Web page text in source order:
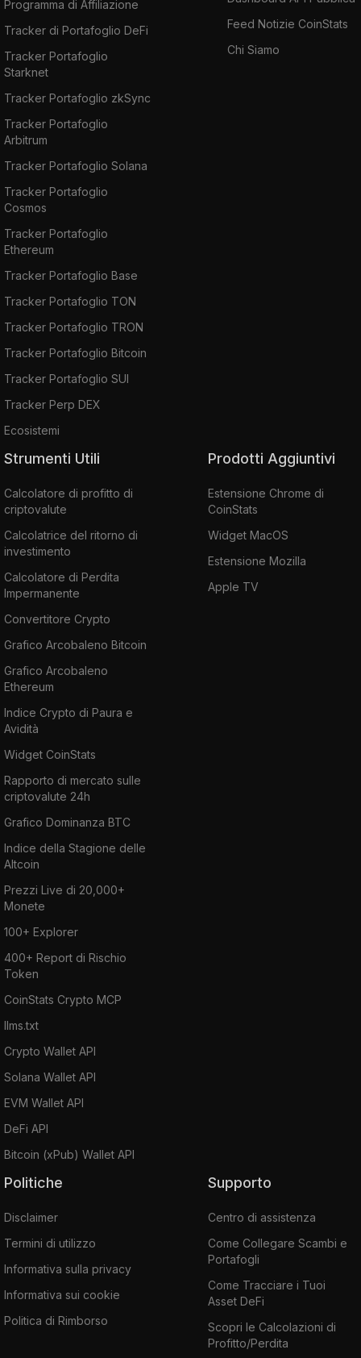
Programma di Affiliazione
Tracker di Portafoglio DeFi
Tracker Portafoglio
Starknet
Tracker Portafoglio zkSync
Tracker Portafoglio
Arbitrum
Tracker Portafoglio Solana
Tracker Portafoglio
Cosmos
Tracker Portafoglio
Ethereum
Tracker Portafoglio Base
Tracker Portafoglio TON
Tracker Portafoglio TRON
Tracker Portafoglio Bitcoin
Tracker Portafoglio SUI
Tracker Perp DEX
Ecosistemi
Feed Notizie CoinStats
Chi Siamo
Strumenti Utili
Calcolatore di profitto di
criptovalute
Calcolatrice del ritorno di
investimento
Calcolatore di Perdita
Impermanente
Convertitore Crypto
Grafico Arcobaleno Bitcoin
Grafico Arcobaleno
Ethereum
Indice Crypto di Paura e
Avidità
Widget CoinStats
Rapporto di mercato sulle
criptovalute 24h
Grafico Dominanza BTC
Indice della Stagione delle
Altcoin
Prezzi Live di 20,000+
Monete
100+ Explorer
400+ Report di Rischio
Token
CoinStats Crypto MCP
llms.txt
Crypto Wallet API
Solana Wallet API
EVM Wallet API
DeFi API
Bitcoin (xPub) Wallet API
Prodotti Aggiuntivi
Estensione Chrome di
CoinStats
Widget MacOS
Estensione Mozilla
Apple TV
Politiche
Disclaimer
Termini di utilizzo
Informativa sulla privacy
Informativa sui cookie
Politica di Rimborso
Supporto
Centro di assistenza
Come Collegare Scambi e
Portafogli
Come Tracciare i Tuoi
Asset DeFi
Scopri le Calcolazioni di
Profitto/Perdita